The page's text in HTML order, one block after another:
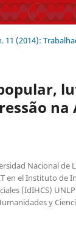
11 (2014):
na
Nacional de
en el Instituto de
(IdIHCS) UNLP
y